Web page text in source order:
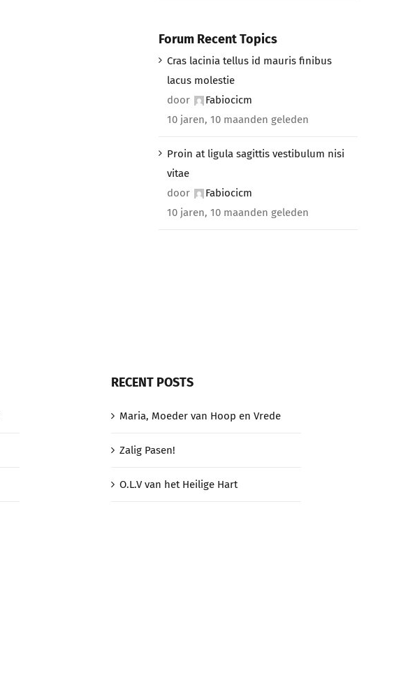
Forum Recent Topics
Cras lacinia tellus id mauris finibus
lacus molestie
door
Fabiocicm
10 jaren, 10 maanden geleden
Proin at ligula sagittis vestibulum nisi
vitae
door
Fabiocicm
10 jaren, 10 maanden geleden
RECENT POSTS
Maria, Moeder van Hoop en Vrede
Zalig Pasen!
O.L.V van het Heilige Hart